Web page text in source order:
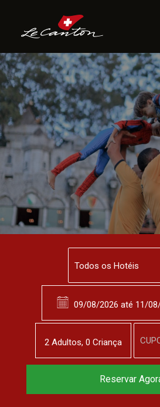
Le
motivos
a Serra
2 Adultos, 0 Criança
Reserve agora,
Reservar